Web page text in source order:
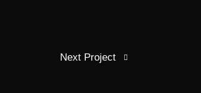
Next Project